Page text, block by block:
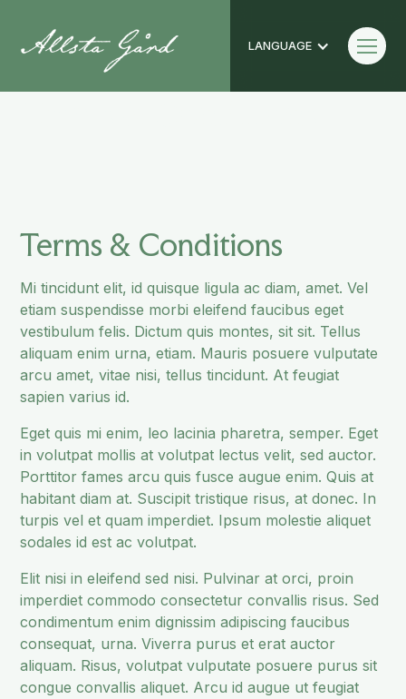
LANGUAGE
Terms & Conditions
Mi tincidunt elit, id quisque ligula ac diam, amet. Vel
etiam suspendisse morbi eleifend faucibus eget
vestibulum felis. Dictum quis montes, sit sit. Tellus
aliquam enim urna, etiam. Mauris posuere vulputate
arcu amet, vitae nisi, tellus tincidunt. At feugiat
sapien varius id.
Eget quis mi enim, leo lacinia pharetra, semper. Eget
in volutpat mollis at volutpat lectus velit, sed auctor.
Porttitor fames arcu quis fusce augue enim. Quis at
habitant diam at. Suscipit tristique risus, at donec. In
turpis vel et quam imperdiet. Ipsum molestie aliquet
sodales id est ac volutpat.
Elit nisi in eleifend sed nisi. Pulvinar at orci, proin
imperdiet commodo consectetur convallis risus. Sed
condimentum enim dignissim adipiscing faucibus
consequat, urna. Viverra purus et erat auctor
aliquam. Risus, volutpat vulputate posuere purus sit
congue convallis aliquet. Arcu id augue ut feugiat